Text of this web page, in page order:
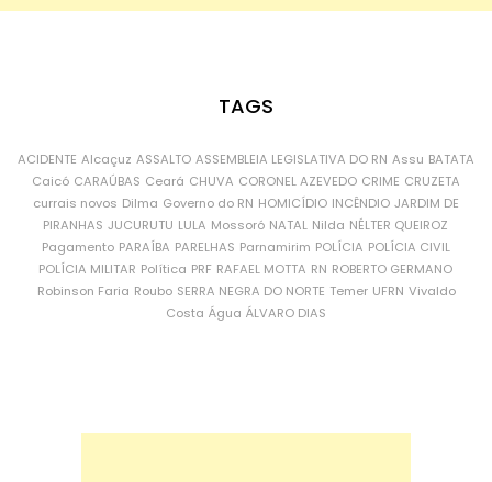
TAGS
ACIDENTE Alcaçuz ASSALTO ASSEMBLEIA LEGISLATIVA DO RN Assu BATATA
Caicó CARAÚBAS Ceará CHUVA CORONEL AZEVEDO CRIME CRUZETA
currais novos Dilma Governo do RN HOMICÍDIO INCÊNDIO JARDIM DE
PIRANHAS JUCURUTU LULA Mossoró NATAL Nilda NÉLTER QUEIROZ
Pagamento PARAÍBA PARELHAS Parnamirim POLÍCIA POLÍCIA CIVIL
POLÍCIA MILITAR Política PRF RAFAEL MOTTA RN ROBERTO GERMANO
Robinson Faria Roubo SERRA NEGRA DO NORTE Temer UFRN Vivaldo
Costa Água ÁLVARO DIAS